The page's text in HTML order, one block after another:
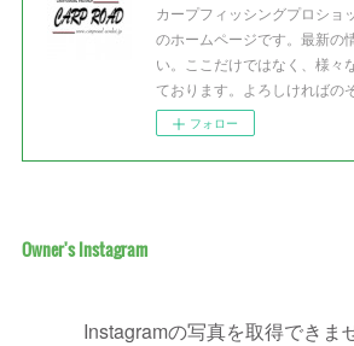
カープフィッシングプロショ
のホームページです。最新の
い。ここだけではなく、様々
ております。よろしければの
フォロー
Owner's Instagram
Instagramの写真を取得できま